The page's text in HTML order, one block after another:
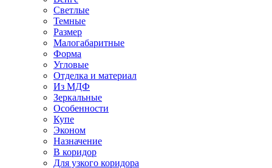
Светлые
Темные
Размер
Малогабаритные
Форма
Угловые
Отделка и материал
Из МДФ
Зеркальные
Особенности
Купе
Эконом
Назначение
В коридор
Для узкого коридора